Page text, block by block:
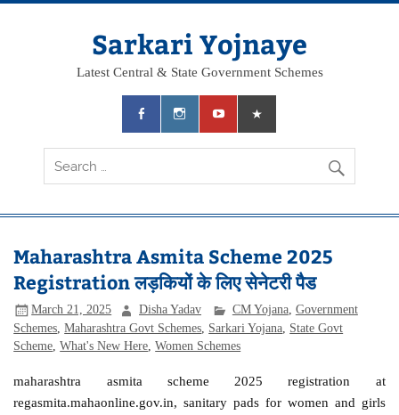
Skip
Sarkari Yojnaye
Latest Central & State Government Schemes
Maharashtra Asmita Scheme 2025
Registration लड़कियों के लिए सेनेटरी पैड
March 21, 2025 Disha Yadav CM Yojana, Government
Schemes ,Maharashtra Govt Schemes Sarkari Yojana State Govt
Scheme ,What's New Here ,Women Schemes
maharashtra asmita scheme 2025 registration at
regasmita.mahaonline.gov.in, sanitary pads for women and girls